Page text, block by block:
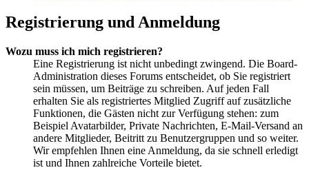
Registrierung und Anmeldung
Wozu muss ich mich registrieren?
Eine Registrierung ist nicht unbedingt zwingend. Die Board-
Administration dieses Forums entscheidet, ob Sie registriert
sein müssen, um Beiträge zu schreiben. Auf jeden Fall
erhalten Sie als registriertes Mitglied Zugriff auf zusätzliche
Funktionen, die Gästen nicht zur Verfügung stehen: zum
Beispiel Avatarbilder, Private Nachrichten, E-Mail-Versand an
andere Mitglieder, Beitritt zu Benutzergruppen und so weiter.
Wir empfehlen Ihnen eine Anmeldung, da sie schnell erledigt
ist und Ihnen zahlreiche Vorteile bietet.